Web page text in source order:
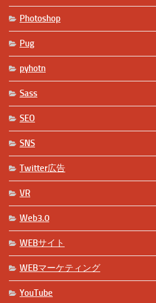
Photoshop
Pug
pyhotn
Sass
SEO
SNS
Twitter広告
VR
Web3.0
WEBサイト
WEBマーケティング
YouTube